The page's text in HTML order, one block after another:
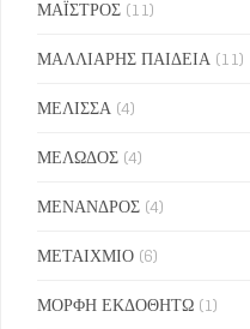
ΜΑΪΣΤΡΟΣ (11)
ΜΑΛΛΙΑΡΗΣ ΠΑΙΔΕΙΑ (11)
ΜΕΛΙΣΣΑ (4)
ΜΕΛΩΔΟΣ (4)
ΜΕΝΑΝΔΡΟΣ (4)
ΜΕΤΑΙΧΜΙΟ (6)
ΜΟΡΦΗ ΕΚΔΟΘΗΤΩ (1)